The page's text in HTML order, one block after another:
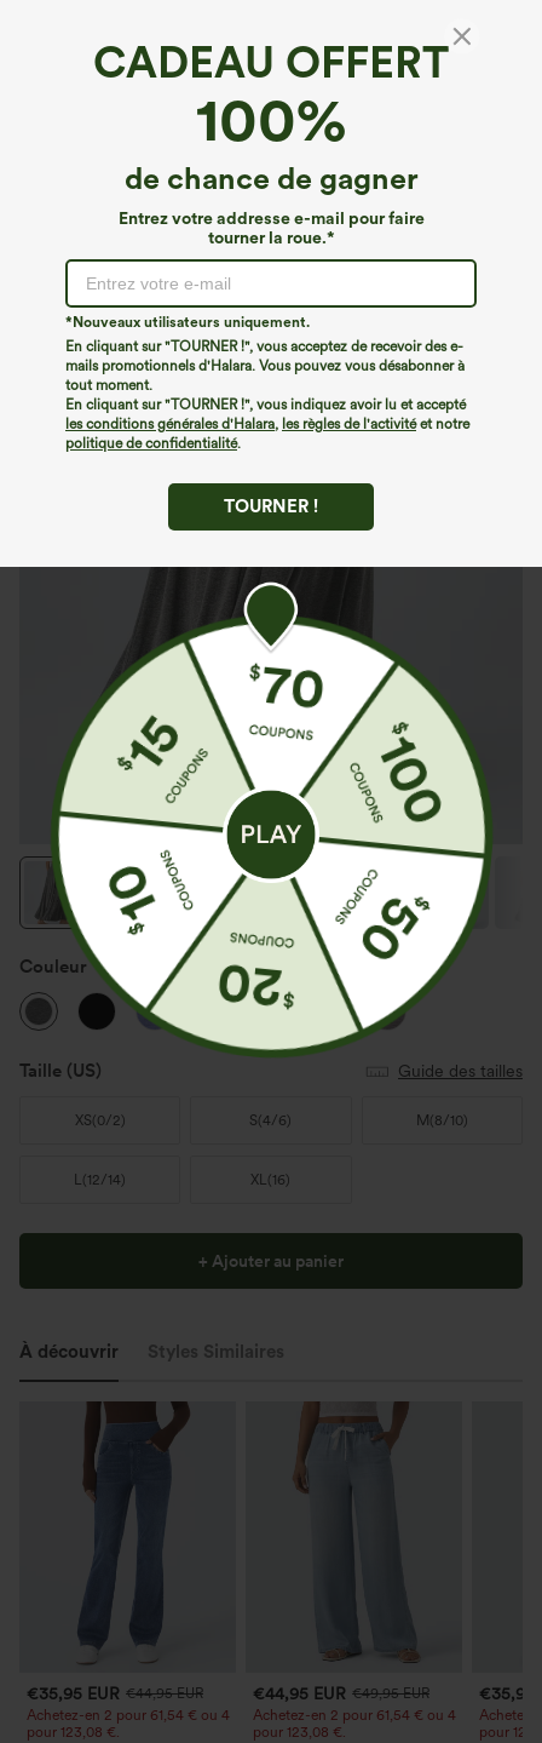
CADEAU OFFERT
100%
de chance de gagner
Entrez votre addresse e-mail pour faire
tourner la roue.*
*Nouveaux utilisateurs uniquement.
En cliquant sur "TOURNER !", vous acceptez de recevoir des e-
mails promotionnels d'Halara. Vous pouvez vous désabonner à
tout moment.
En cliquant sur "TOURNER !", vous indiquez avoir lu et accepté
les conditions générales d'Halara, les règles de l'activitéet notre
politique de confidentialité.
TOURNER !
Jupe maxi taille haute évasée décontractée
avec fermeture éclair sur le côté
€35,95 EUR
Couleur Darl Gray Floral Yarn
Promo
Taille (US) Guide des tailles
XS(0/2) S(4/6) M (8/10)
L(12/14) XL(16)
+ Ajouter au panier
À découvrir Styles Similaires
€35,95 EUR €44,95 EUR
Achetez-en 2 pour 61,54 € ou 4
pour 123,08 €.
€44,95 EUR €49,95 EUR
Achetez-en 2 pour 61,54 € ou 4
pour 123,08 €.
€35,95
Achetez-
pour